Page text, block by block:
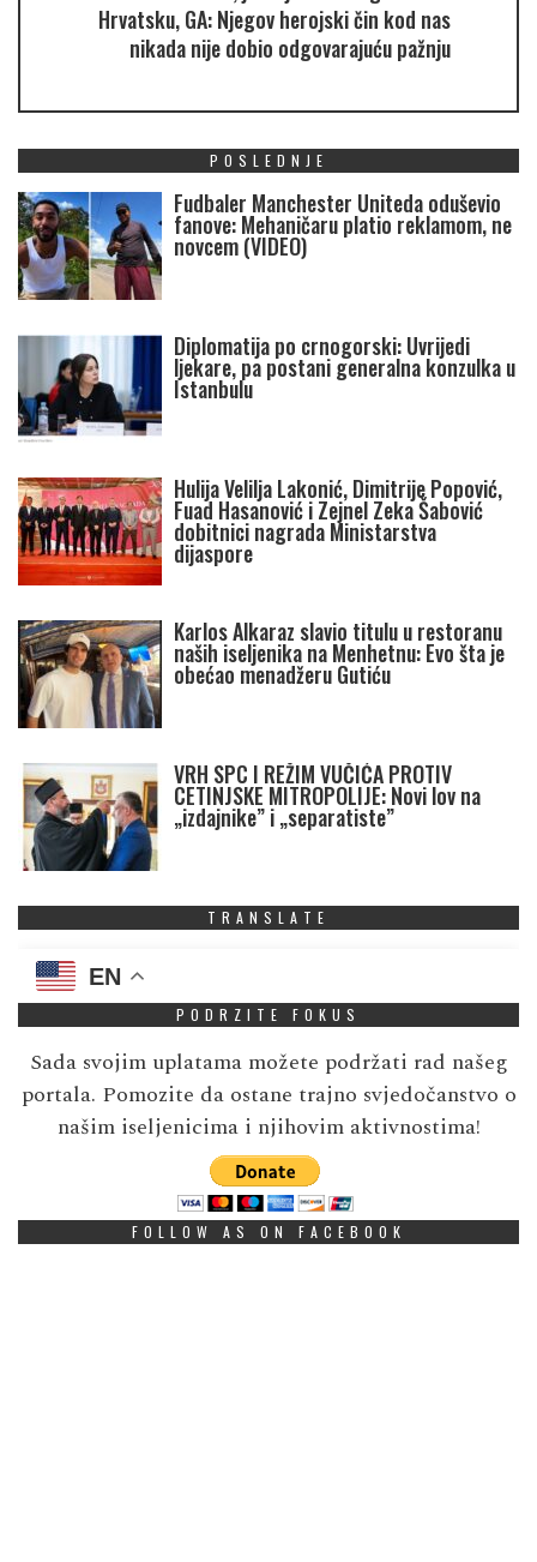
Hrvatsku, GA: Njegov herojski čin kod nas
nikada nije dobio odgovarajuću pažnju
POSLEDNJE
Fudbaler Manchester Uniteda oduševio
fanove: Mehaničaru platio reklamom, ne
novcem (VIDEO)
Diplomatija po crnogorski: Uvrijedi
ljekare, pa postani generalna konzulka u
Istanbulu
Hulija Velilja Lakonić, Dimitrije Popović,
Fuad Hasanović i Zejnel Zeka Šabović
dobitnici nagrada Ministarstva
dijaspore
Karlos Alkaraz slavio titulu u restoranu
naših iseljenika na Menhetnu: Evo šta je
obećao menadžeru Gutiću
VRH SPC I REŽIM VUČIĆA PROTIV
CETINJSKE MITROPOLIJE: Novi lov na
„izdajnike” i „separatiste”
TRANSLATE
EN
PODRZITE FOKUS
Sada svojim uplatama možete podržati rad našeg
portala. Pomozite da ostane trajno svjedočanstvo o
našim iseljenicima i njihovim aktivnostima!
FOLLOW AS ON FACEBOOK